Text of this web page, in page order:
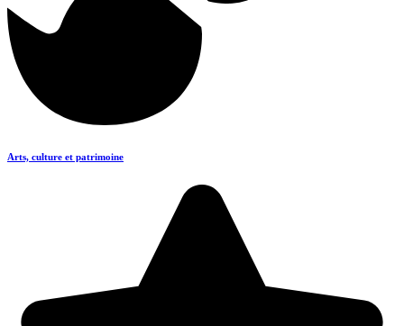
Arts, culture et patrimoine